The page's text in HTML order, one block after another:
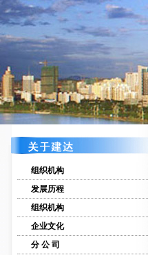
组织机构
发展历程
组织机构
企业文化
分 公 司